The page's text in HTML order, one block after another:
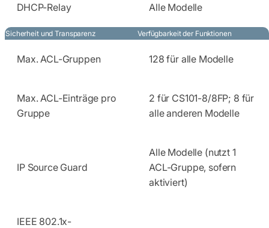
DHCP-Relay Alle Modelle
Sicherheit und Transparenz Verfügbarkeit der Funktionen
Max. ACL-Gruppen 128 für alle Modelle
Max. ACL-Einträge pro
Gruppe
2 für CS101-8/8FP; 8 für
alle anderen Modelle
IP Source Guard
Alle Modelle (nutzt 1
ACL-Gruppe, sofern
aktiviert)
IEEE 802.1x-